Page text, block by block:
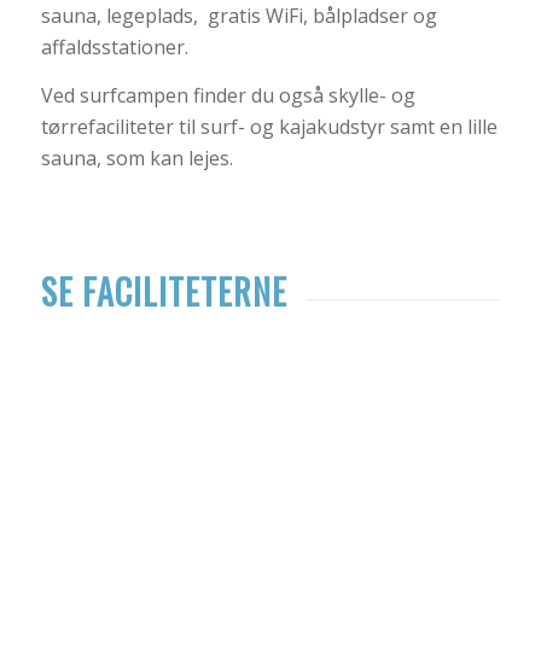
sauna, legeplads, gratis WiFi, bålpladser og
affaldsstationer.
Ved surfcampen finder du også skylle- og
tørrefaciliteter til surf- og kajakudstyr samt en lille
sauna, som kan lejes.
SE FACILITETERNE